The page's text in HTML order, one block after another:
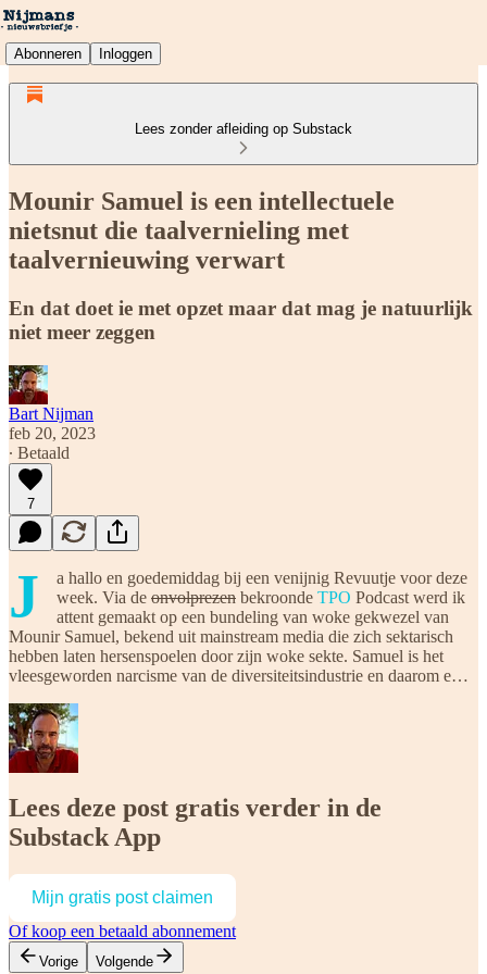
Abonneren Inloggen
Lees zonder afleiding op Substack
Mounir Samuel is een intellectuele
nietsnut die taalvernieling met
taalvernieuwing verwart
En dat doet ie met opzet maar dat mag je natuurlijk
niet meer zeggen
Bart Nijman
feb 20, 2023
∙ Betaald
7
J
a hallo en goedemiddag bij een venijnig Revuutje voor deze
week. Via de onvolprezen bekroonde TPO Podcast werd ik
attent gemaakt op een bundeling van woke gekwezel van
Mounir Samuel, bekend uit mainstream media die zich sektarisch
hebben laten hersenspoelen door zijn woke sekte. Samuel is het
vleesgeworden narcisme van de diversiteitsindustrie en daarom e…
Lees deze post gratis verder in de
Substack App
Mijn gratis post claimen
Of koop een betaald abonnement
Vorige Volgende